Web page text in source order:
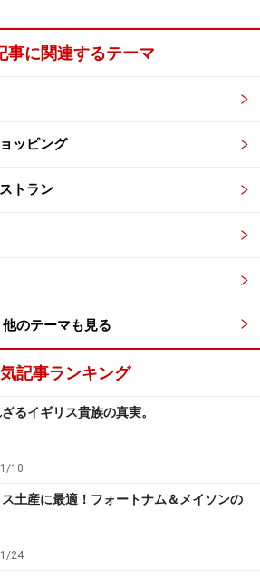
事に関連するテーマ
ッピング
トラン
他のテーマも見る
記事ランキング
るイギリス貴族の真実。
10
土産に最適！フォートナム＆メイソンの
24